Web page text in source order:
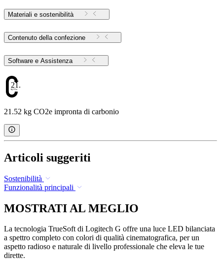
Materiali e sostenibilità
Contenuto della confezione
Software e Assistenza
21.52
21.52 kg CO2e impronta di carbonio
Articoli suggeriti
Sostenibilità
Funzionalità principali
MOSTRATI AL MEGLIO
La tecnologia TrueSoft di Logitech G offre una luce LED bilanciata
a spettro completo con colori di qualità cinematografica, per un
aspetto radioso e naturale di livello professionale che eleva le tue
dirette.